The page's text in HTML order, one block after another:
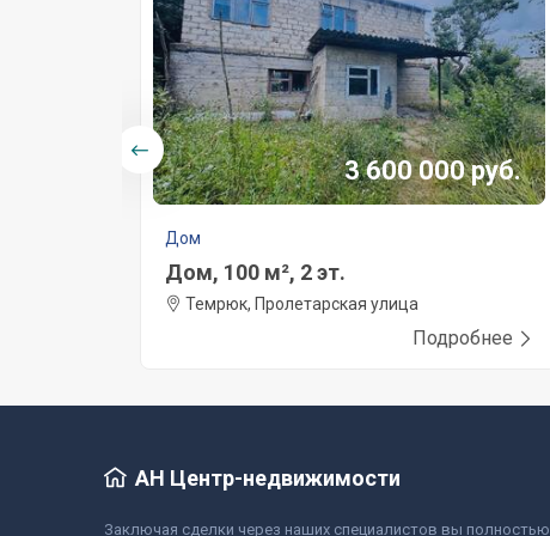
3 600 000 руб.
Дом
Дом, 100 м², 2 эт.
Темрюк, Пролетарская улица
Подробнее
АН Центр-недвижимости
Заключая сделки через наших специалистов вы полностью